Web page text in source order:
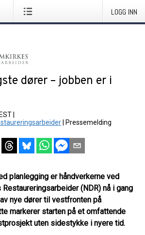
LOGG INN
dører – jobben er i
Pressemelding
planlegging er håndverkerne ved
(NDR) nå i gang
nye dører til vestfronten på
markerer starten på et omfattende
uten sidestykke i nyere tid.